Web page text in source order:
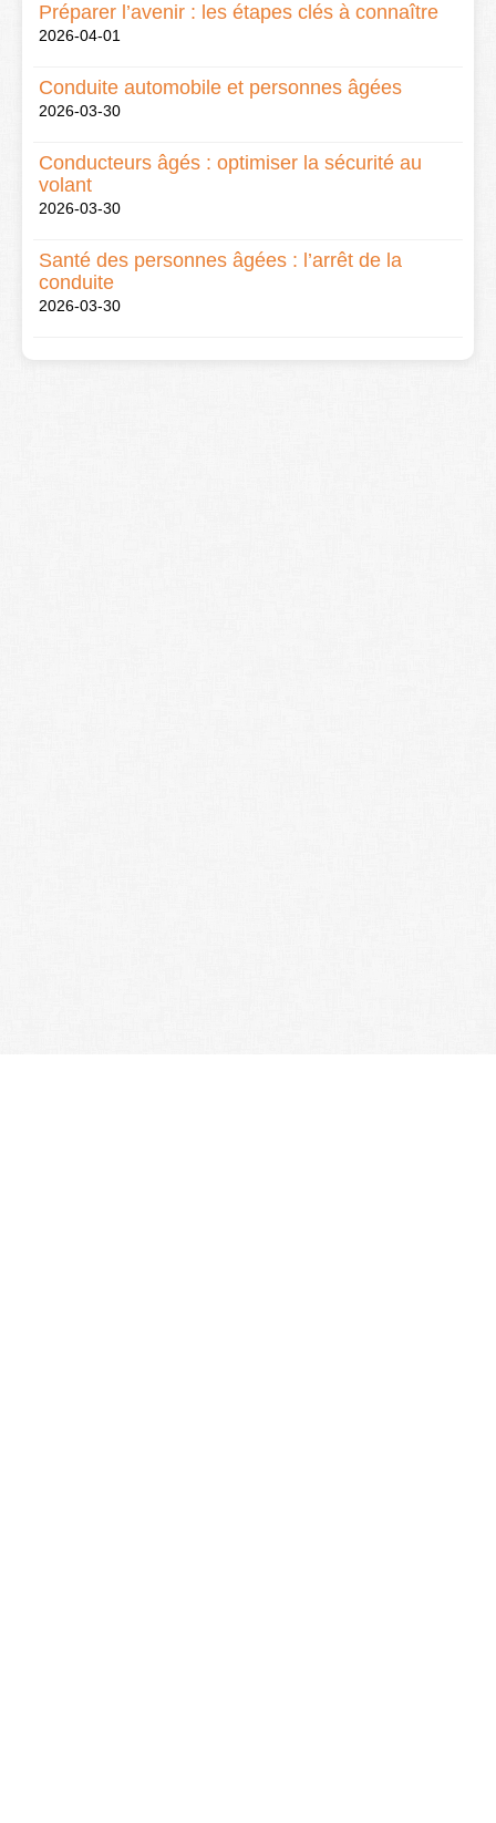
Préparer l’avenir : les étapes clés à connaître
2026-04-01
Conduite automobile et personnes âgées
2026-03-30
Conducteurs âgés : optimiser la sécurité au
volant
2026-03-30
Santé des personnes âgées : l’arrêt de la
conduite
2026-03-30